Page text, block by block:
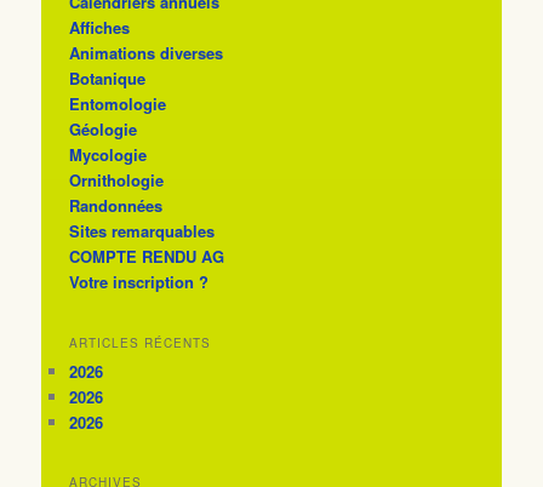
Affiches
Animations diverses
Botanique
Entomologie
Géologie
Mycologie
Ornithologie
Randonnées
Sites remarquables
COMPTE RENDU AG
Votre inscription ?
ARTICLES RÉCENTS
2026
2026
2026
ARCHIVES